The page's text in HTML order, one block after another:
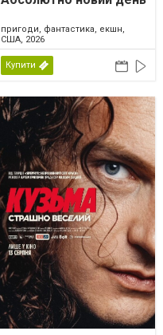
пригоди, фантастика, екшн,
США, 2026
Купити